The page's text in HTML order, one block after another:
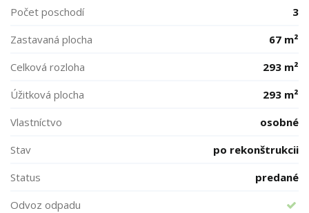
Počet poschodí
3
Zastavaná plocha
67 m²
Celková rozloha
293 m²
Úžitková plocha
293 m²
Vlastníctvo
osobné
Stav
po rekonštrukcii
Status
predané
Odvoz odpadu